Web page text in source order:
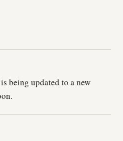
being updated to a new